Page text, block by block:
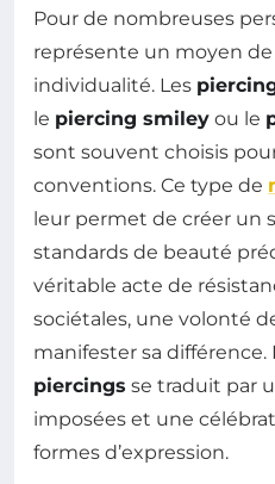
Pour de nombreuses
représente un moyen
individualité. Les
le piercing smiley ou le
sont souvent choisis
conventions. Ce type de
leur permet de créer un
standards de beauté
véritable acte de
sociétales, une volonté
manifester sa différence.
piercings se traduit par
imposées et une
formes d’expression.